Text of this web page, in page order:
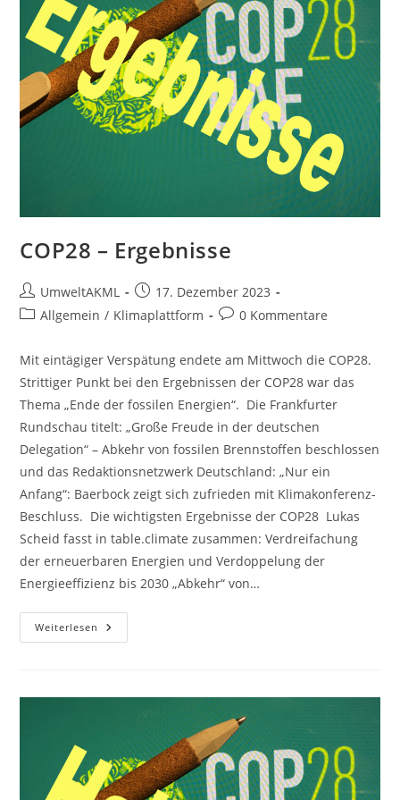
COP28 – Ergebnisse
Beitrags-
Autor:
UmweltAKML
Beitrag
veröffentlicht:
17. Dezember 2023
Beitrags-
Allgemein / Klimaplattform
Beitrags-
0 Kommentare
Mit eintägiger Verspätung endete am Mittwoch die COP28.
Strittiger Punkt bei den Ergebnissen der COP28 war das
Thema „Ende der fossilen Energien“. Die Frankfurter
Rundschau titelt: „Große Freude in der deutschen
Delegation“ – Abkehr von fossilen Brennstoffen beschlossen
und das Redaktionsnetzwerk Deutschland: „Nur ein
Anfang“: Baerbock zeigt sich zufrieden mit Klimakonferenz-
Beschluss. Die wichtigsten Ergebnisse der COP28 Lukas
Scheid fasst in table.climate zusammen: Verdreifachung
der erneuerbaren Energien und Verdoppelung der
Energieeffizienz bis 2030 „Abkehr“ von…
Weiterlesen COP28
–